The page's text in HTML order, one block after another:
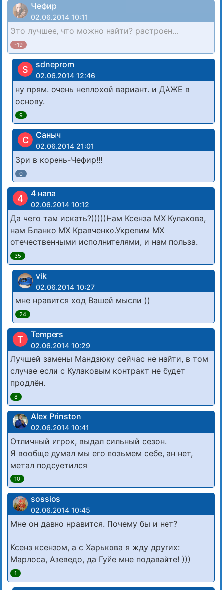
Чефир
02.06.2014 10:11
Это лучшее, что можно найти? растроен…
-19
S sdneprom
02.06.2014 12:46
ну прям. очень неплохой вариант. и ДАЖЕ в
основу.
9
С Саныч
02.06.2014 21:01
Зри в корень-Чефир!!!
0
4 4 напа
02.06.2014 10:12
Да чего там искать?)))))Нам Ксенза МХ Кулакова,
нам Бланко МХ Кравченко.Укрепим МХ
отечественными исполнителями, и нам польза.
35
vik
02.06.2014 10:27
мне нравится ход Вашей мысли ))
24
T Tempers
02.06.2014 10:29
Лучшей замены Мандзюку сейчас не найти, в том
случае если с Кулаковым контракт не будет
продлён.
8
Alex Prinston
02.06.2014 10:41
Отличный игрок, выдал сильный сезон.
Я вообще думал мы его возьмем себе, ан нет,
метал подсуетился
10
sossios
02.06.2014 10:45
Мне он давно нравится. Почему бы и нет?
Ксенз ксензом, а с Харькова я жду других:
Марлоса, Азеведо, да Гуйе мне подавайте! )))
1